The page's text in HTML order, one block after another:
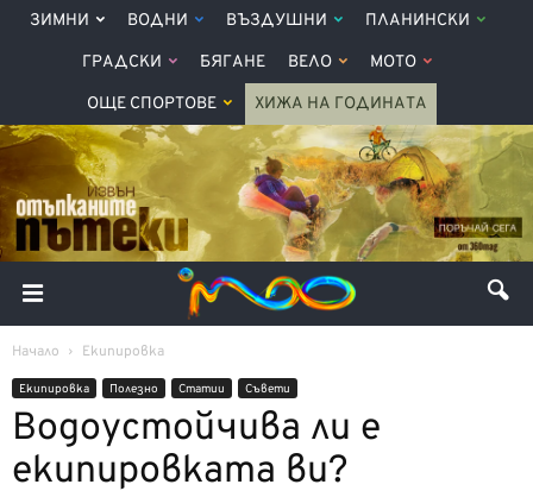
ЗИМНИ ВОДНИ ВЪЗДУШНИ ПЛАНИНСКИ
ГРАДСКИ БЯГАНЕ ВЕЛО МОТО
ОЩЕ СПОРТОВЕ ХИЖА НА ГОДИНАТА
Начало Екипировка
Екипировка Полезно Статии Съвети
Водоустойчива ли е
екипировката ви?